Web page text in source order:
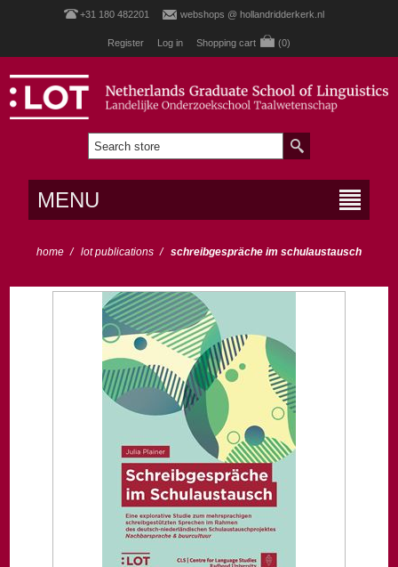
+31 180 482201 webshops @ hollandridderkerk.nl
Register Log in Shopping cart (0)
MENU
home / lot publications / schreibgespräche im schulaustausch